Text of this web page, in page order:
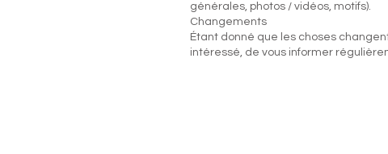
générales, photos / vidéos, motifs).
Changements
Étant donné que les choses
intéressé, de vous informer